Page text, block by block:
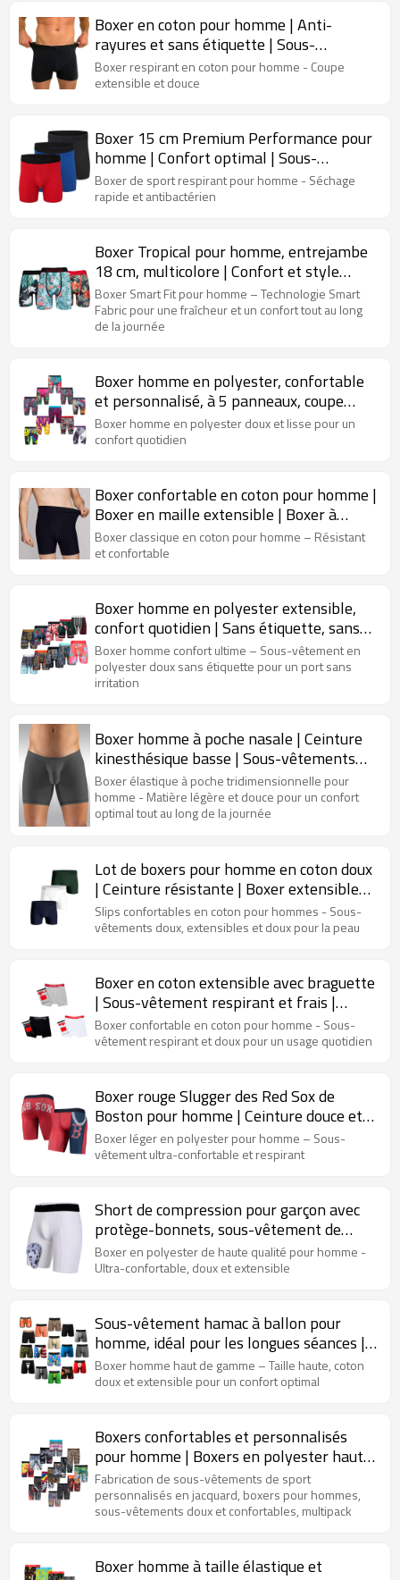
Boxer en coton pour homme | Anti-
rayures et sans étiquette | Sous-
vêtements confortables pour homme
Boxer respirant en coton pour homme - Coupe
extensible et douce
Boxer 15 cm Premium Performance pour
homme | Confort optimal | Sous-
vêtement anti-humidité pour homme
Boxer de sport respirant pour homme - Séchage
rapide et antibactérien
Boxer Tropical pour homme, entrejambe
18 cm, multicolore | Confort et style
inégalés | Boxers fitness pour homme
Boxer Smart Fit pour homme – Technologie Smart
Fabric pour une fraîcheur et un confort tout au long
de la journée
Boxer homme en polyester, confortable
et personnalisé, à 5 panneaux, coupe
parfaite, imprimés variés et motifs
tendance.
Boxer homme en polyester doux et lisse pour un
confort quotidien
Boxer confortable en coton pour homme |
Boxer en maille extensible | Boxer à
braguette boutonnée
Boxer classique en coton pour homme – Résistant
et confortable
Boxer homme en polyester extensible,
confort quotidien | Sans étiquette, sans
démangeaisons | Sous-vêtements pour
homme aux couleurs vives
Boxer homme confort ultime – Sous-vêtement en
polyester doux sans étiquette pour un port sans
irritation
Boxer homme à poche nasale | Ceinture
kinesthésique basse | Sous-vêtements
masculins pour le quotidien
Boxer élastique à poche tridimensionnelle pour
homme - Matière légère et douce pour un confort
optimal tout au long de la journée
Lot de boxers pour homme en coton doux
| Ceinture résistante | Boxer extensible
de qualité supérieure
Slips confortables en coton pour hommes - Sous-
vêtements doux, extensibles et doux pour la peau
Boxer en coton extensible avec braguette
| Sous-vêtement respirant et frais |
Sous-vêtement ultra-confortable pour
homme
Boxer confortable en coton pour homme - Sous-
vêtement respirant et doux pour un usage quotidien
Boxer rouge Slugger des Red Sox de
Boston pour homme | Ceinture douce et
moelleuse sans étiquette | Sous-
vêtement imprimé pour homme
Boxer léger en polyester pour homme – Sous-
vêtement ultra-confortable et respirant
Short de compression pour garçon avec
protège-bonnets, sous-vêtement de
sport coulissant | Poche intégrée | Boxer
d'entraînement pour homme
Boxer en polyester de haute qualité pour homme -
Ultra-confortable, doux et extensible
Sous-vêtement hamac à ballon pour
homme, idéal pour les longues séances |
Tissu respirant et évacuant l'humidité |
Boxer pour homme
Boxer homme haut de gamme – Taille haute, coton
doux et extensible pour un confort optimal
Boxers confortables et personnalisés
pour homme | Boxers en polyester haute
performance | Technologie anti-humidité
Fabrication de sous-vêtements de sport
personnalisés en jacquard, boxers pour hommes,
sous-vêtements doux et confortables, multipack
Boxer homme à taille élastique et